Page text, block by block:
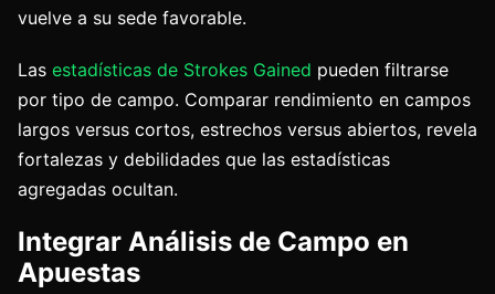
vuelve a su sede favorable.
Las estadísticas de Strokes Gained pueden filtrarse
por tipo de campo. Comparar rendimiento en campos
largos versus cortos, estrechos versus abiertos, revela
fortalezas y debilidades que las estadísticas
agregadas ocultan.
Integrar Análisis de Campo en
Apuestas